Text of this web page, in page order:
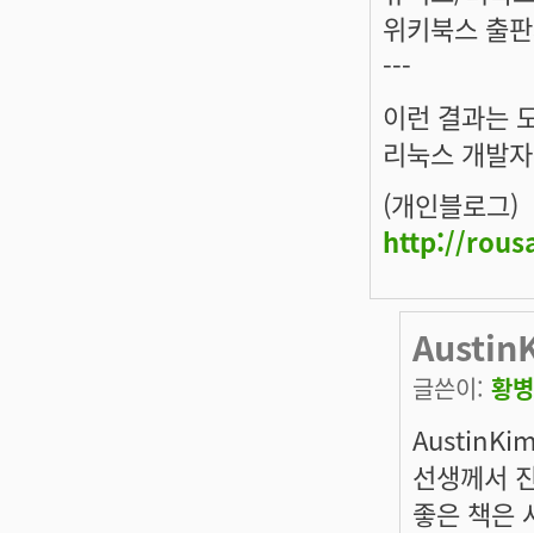
위키북스 출
---
이런 결과는
리눅스 개발
(개인블로그)
http://
글쓴이: 황
선생께서
좋은 책은